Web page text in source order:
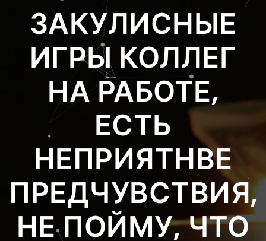
ЗАКУЛИСНЫЕ
ИГРЫ КОЛЛЕГ
НА РАБОТЕ,
ЕСТЬ
НЕПРИЯТНВЕ
ПРЕДЧУВСТВИЯ,
НЕ ПОЙМУ, ЧТО